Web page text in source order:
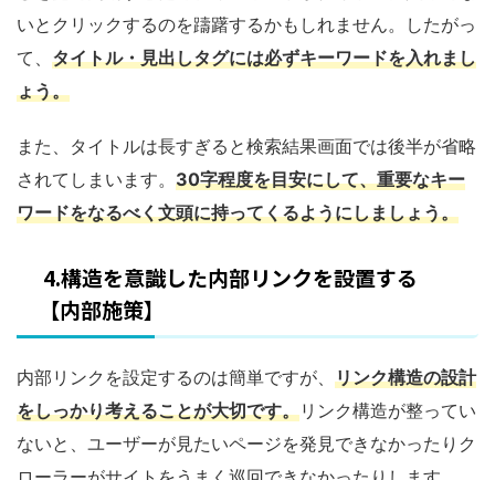
いとクリックするのを躊躇するかもしれません。したがっ
て、 タイトル・見出しタグには必ずキーワードを入れまし
ょう。
また、タイトルは長すぎると検索結果画面では後半が省略
されてしまいます。 30字程度を目安にして、重要なキー
ワードをなるべく文頭に持ってくるようにしましょう。
4.構造を意識した内部リンクを設置する
【内部施策】
内部リンクを設定するのは簡単ですが、 リンク構造の設計
をしっかり考えることが大切です。リンク構造が整ってい
ないと、ユーザーが見たいページを発見できなかったりク